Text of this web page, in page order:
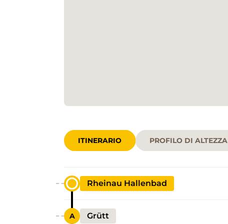
ITINERARIO PROFILO DI ALTEZZA
Rheinau Hallenbad
Grütt